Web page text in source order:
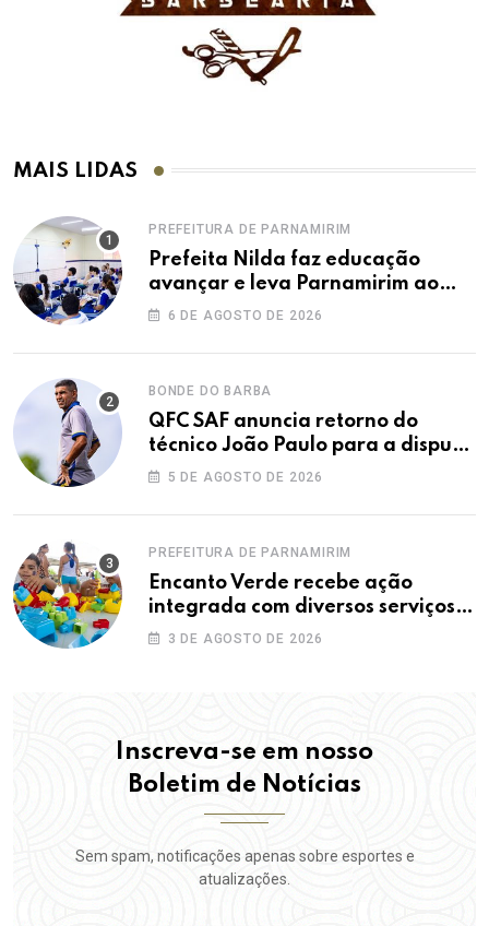
MAIS LIDAS
PREFEITURA DE PARNAMIRIM
Prefeita Nilda faz educação
avançar e leva Parnamirim ao
maior IDEB da história dos anos
6 DE AGOSTO DE 2026
BONDE DO BARBA
QFC SAF anuncia retorno do
técnico João Paulo para a disputa
da elite do Campeonato Potiguar
5 DE AGOSTO DE 2026
PREFEITURA DE PARNAMIRIM
Encanto Verde recebe ação
integrada com diversos serviços
gratuitos à população
3 DE AGOSTO DE 2026
Inscreva-se em nosso
Boletim de Notícias
Sem spam, notificações apenas sobre esportes e
atualizações.